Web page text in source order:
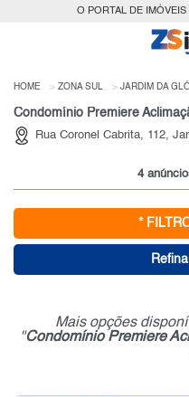
O PORTAL DE IMÓVEIS
HOME ZONA SUL JARDIM DA
Condomínio Premiere
Rua Coronel Cabrita, 112,
4
*
Mais opções
"Condomínio Premiere